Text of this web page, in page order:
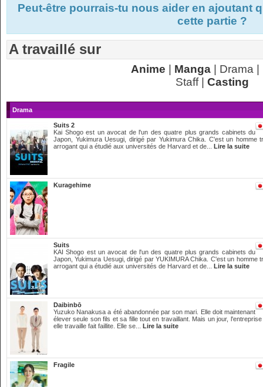
Peut-être pourrais-tu nous aider en ajoutant
cette partie ?
A travaillé sur
Anime Manga| Drama |
Staff | Casting
Drama
Suits 2
Kai Shogo est un avocat de l'un des quatre plus grands cabinets du
Japon, Yukimura Uesugi, dirigé par Yukimura Chika. C'est un homme
arrogant qui a étudié aux universités de Harvard et de... Lire la suite
Kuragehime
Suits
KAI Shogo est un avocat de l'un des quatre plus grands cabinets du
Japon, Yukimura Uesugi, dirigé par YUKIMURA Chika. C'est un homme
arrogant qui a étudié aux universités de Harvard et de... Lire la suite
Daibinbō
Yuzuko Nanakusa a été abandonnée par son mari. Elle doit maintenant
élever seule son fils et sa fille tout en travaillant. Mais un jour, l'entreprise
elle travaille fait faillite. Elle se... Lire la suite
Fragile